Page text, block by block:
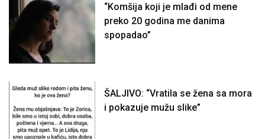
“Komšija koji je mlađi od mene
preko 20 godina me danima
spopadao”
ŠALJIVO: “Vratila se žena sa mora
i pokazuje mužu slike”